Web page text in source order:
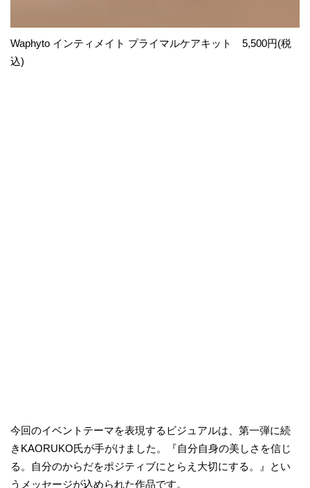
Waphyto インティメイト プライマルケアキット 5,500円(税
込)
今回のイベントテーマを表現するビジュアルは、第一弾に続
きKAORUKO氏が手がけました。『自分自身の美しさを信じ
る。自分のからだをポジティブにとらえ大切にする。』とい
うメッセージが込められた作品です。